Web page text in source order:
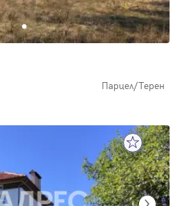
Парцел/Терен